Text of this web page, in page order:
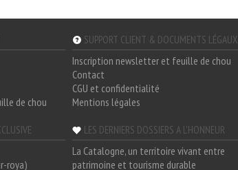
de chou
SUPPORT CLIENT & DOCUMENTS LÉGAUX
Inscription newsletter et feuille de chou
Contact
CGU et confidentialité
Mentions légales
roya)
LES DERNIERS DOSSIERS A L'HONNEUR
La Catalogne, un territoire vivant entre
patrimoine et tourisme durable